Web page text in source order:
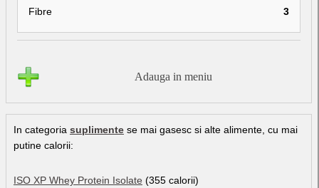
Fibre
3
Adauga in meniu
In categoria suplimente se mai gasesc si alte alimente, cu mai
putine calorii:
ISO XP Whey Protein Isolate (355 calorii)